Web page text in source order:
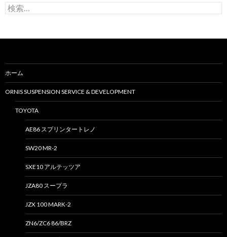
検
索
ホーム
ORNIS SUSPENSION SERVICE & DEVELOPMENT
TOYOTA
AE86 スプリンタートレノ
SW20 MR-2
SXE10 アルテッツア
JZA80 スープラ
JZX 100 MARK-2
ZN6/ZC6 86/BRZ